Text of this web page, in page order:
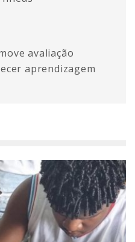
avaliação
aprendizagem